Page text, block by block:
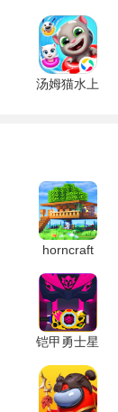
玩家也能快速
解锁更多的情
游戏体验，增
次互动都充满
在享受恋爱故
1.0.5 手机
版
汤姆猫水上
horncraft
189.1.0.3018
官方版
铠甲勇士星
耀铠甲模拟
器 v1.0.38
安卓版